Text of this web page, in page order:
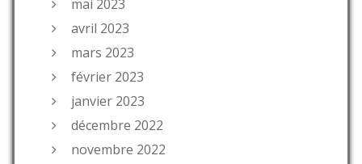
mai 2023
avril 2023
mars 2023
février 2023
janvier 2023
décembre 2022
novembre 2022